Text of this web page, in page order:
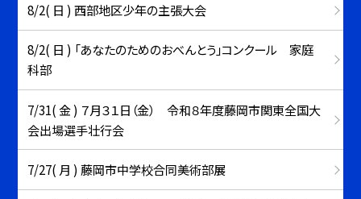
8/2( 日 ) 西部地区少年の主張大会
8/2( 日 ) 「あなたのためのおべんとう」コンクール 家庭
科部
7/31( 金 ) ７月３１日（金） 令和８年度藤岡市関東全国大
会出場選手壮行会
7/27( 月 ) 藤岡市中学校合同美術部展